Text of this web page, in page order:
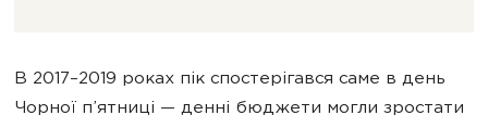
В 2017–2019 роках пік спостерігався саме в день
Чорної п’ятниці — денні бюджети могли зростати